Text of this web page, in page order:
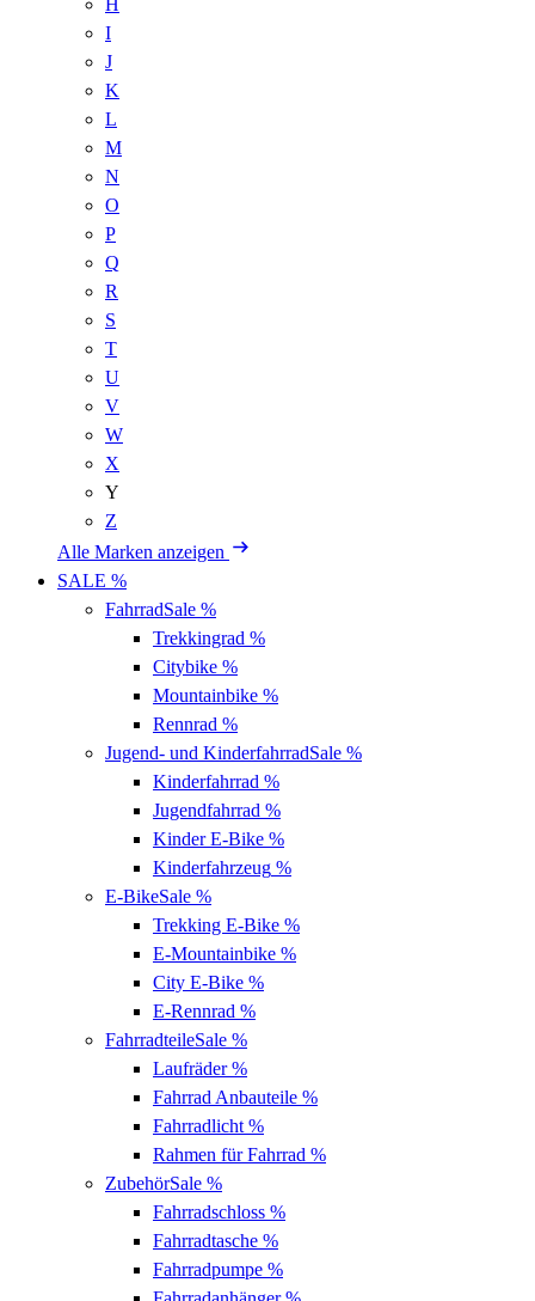
I
J
K
L
M
N
O
P
Q
R
S
T
U
V
W
X
Y
Z
Alle Marken anzeigen
SALE %
FahrradSale %
Trekkingrad %
Citybike %
Mountainbike %
Rennrad %
Jugend- und KinderfahrradSale %
Kinderfahrrad %
Jugendfahrrad %
Kinder E-Bike %
Kinderfahrzeug %
E-BikeSale %
Trekking E-Bike %
E-Mountainbike %
City E-Bike %
E-Rennrad %
FahrradteileSale %
Laufräder%
Fahrrad Anbauteile %
Fahrradlicht %
Rahmen für Fahrrad %
ZubehörSale %
Fahrradschloss %
Fahrradtasche %
Fahrradpumpe %